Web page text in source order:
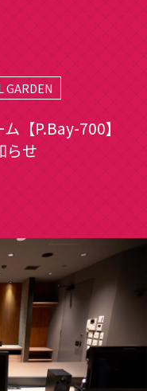
GARDEN
【P.Bay-700】
らせ